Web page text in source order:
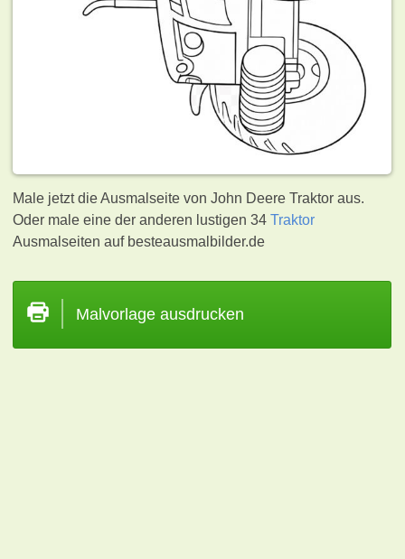
Male jetzt die Ausmalseite von John Deere Traktor aus.
Oder male eine der anderen lustigen 34Traktor
Ausmalseiten auf besteausmalbilder.de
Malvorlage ausdrucken